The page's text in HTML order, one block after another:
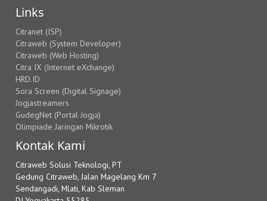
Links
Citranet (ISP)
Citraweb (System Developer)
Citraweb (Web Hosting)
Citra IX (Internet eXchange)
HRD.ID
Sora Screen (Digital Signage)
Jogjastreamers
GudegNet (Portal Jogja)
Olimpiade Jaringan Mikrotik
Kontak Kami
Citraweb Solusi Teknologi, PT
Gedung Citraweb, Jalan Magelang Km 7
Sendangadi, Mlati, Kab Sleman